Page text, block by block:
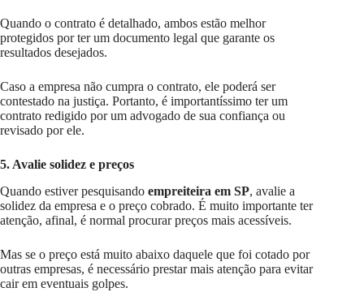
Quando o contrato é detalhado, ambos estão melhor
protegidos por ter um documento legal que garante os
resultados desejados.
Caso a empresa não cumpra o contrato, ele poderá ser
contestado na justiça. Portanto, é importantíssimo ter um
contrato redigido por um advogado de sua confiança ou
revisado por ele.
5. Avalie solidez e preços
Quando estiver pesquisando empreiteira em SP, avalie a
solidez da empresa e o preço cobrado. É muito importante ter
atenção, afinal, é normal procurar preços mais acessíveis.
Mas se o preço está muito abaixo daquele que foi cotado por
outras empresas, é necessário prestar mais atenção para evitar
cair em eventuais golpes.